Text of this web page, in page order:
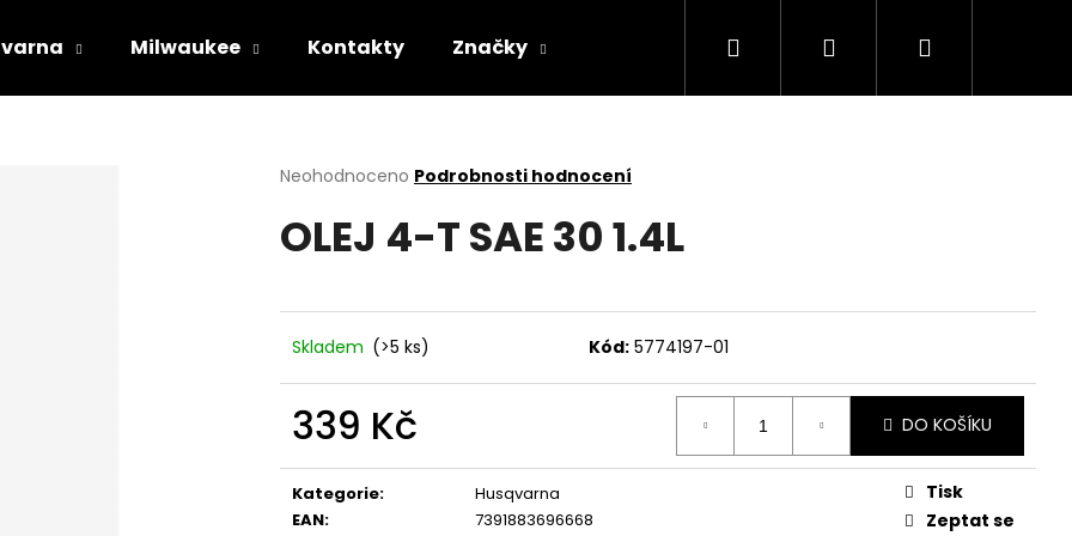
Milwaukee Kontakty Značky Hledat PřihlášeníNákupní
Průměrné
produktu
je
5
hvězdiček.
Neohodnoceno Podrobnosti hodnocení
OLEJ 4-T SAE 30 1.4L
Skladem (>5 ks) Kód: 5774197-01
339 Kč
cena:
DO KOŠÍKU
Kategorie:
Husqvarna
EAN: 7391883696668
Tisk
Zeptat se
HLEDAT
HUSQVARNA AUTOMOWER 430V NERA